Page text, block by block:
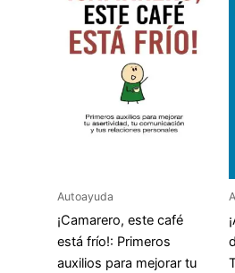
Autoayuda
¡Camarero, este café
está frío!: Primeros
auxilios para mejorar tu